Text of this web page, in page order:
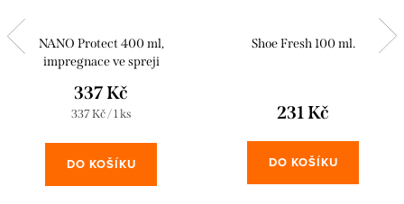
NANO Protect 400 ml,
impregnace ve spreji
337 Kč
Měrná
337 Kč / 1 ks
DO KOŠÍKU
Shoe Fresh 100 ml.
231 Kč
DO KOŠÍKU